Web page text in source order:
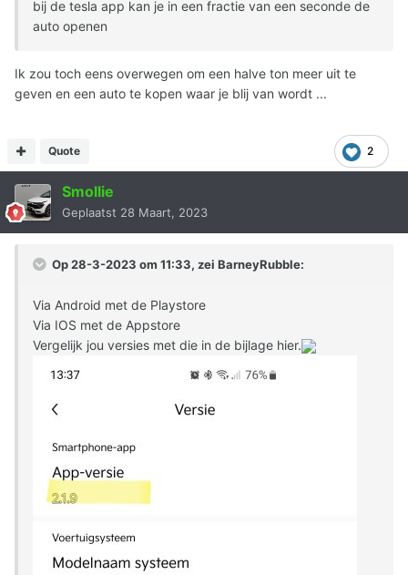
bij de tesla app kan je in een fractie van een seconde de
auto openen
Ik zou toch eens overwegen om een halve ton meer uit te
geven en een auto te kopen waar je blij van wordt ...
2
Quote
Smollie
Geplaatst 28 Maart, 2023
Op 28-3-2023 om 11:33, zei BarneyRubble:
Via Android met de Playstore
Via IOS met de Appstore
Vergelijk jou versies met die in de bijlage hier.